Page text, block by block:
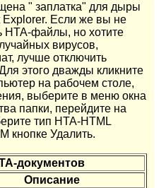
" заплатка" для дыры
Explorer. Если же вы не
HTA-файлы, но хотите
вирусов,
лучше отключить
этого дважды кликните
на рабочем столе,
выберите в меню окна
папки, перейдите на
тип HTA-HTML
кнопке Удалить.
документов
Описание